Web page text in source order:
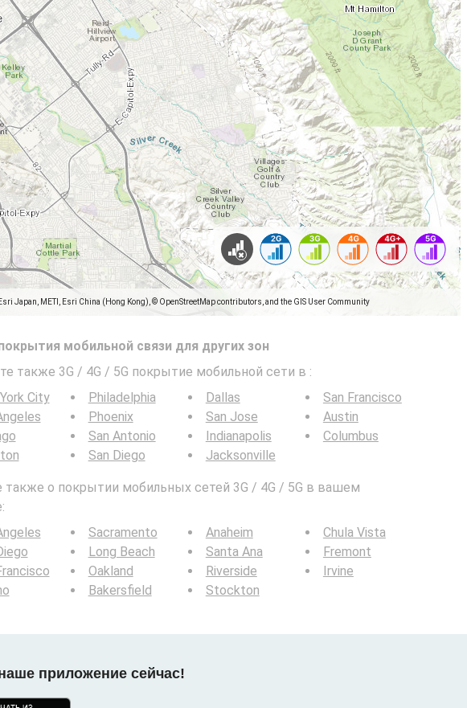
Japan, METI, Esri China (Hong Kong), © OpenStreetMap contributors, and the GIS User Community
мобильной связи для других зон
также 3G / 4G / 5G покрытие мобильной сети в :
City
Philadelphia
Phoenix
San Antonio
San Diego
Dallas
San Jose
Indianapolis
Jacksonville
San Francisco
Austin
Columbus
также о покрытии мобильных сетей 3G / 4G / 5G в вашем
Sacramento
Long Beach
Oakland
Bakersfield
Anaheim
Santa Ana
Riverside
Stockton
Chula Vista
Fremont
Irvine
приложение сейчас!